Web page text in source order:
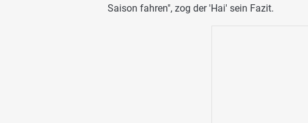
Saison fahren", zog der 'Hai' sein Fazit.